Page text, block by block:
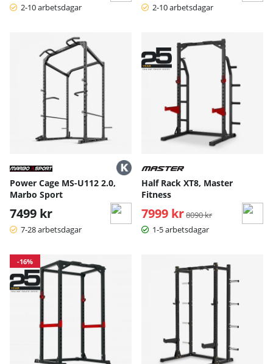
2-10 arbetsdagar
2-10 arbetsdagar
Power Cage MS-U112 2.0,
Marbo Sport
7499 kr
7-28 arbetsdagar
Half Rack XT8, Master
Fitness
7999 kr Ordinarie pris:
8090 kr
1-5 arbetsdagar
-16%